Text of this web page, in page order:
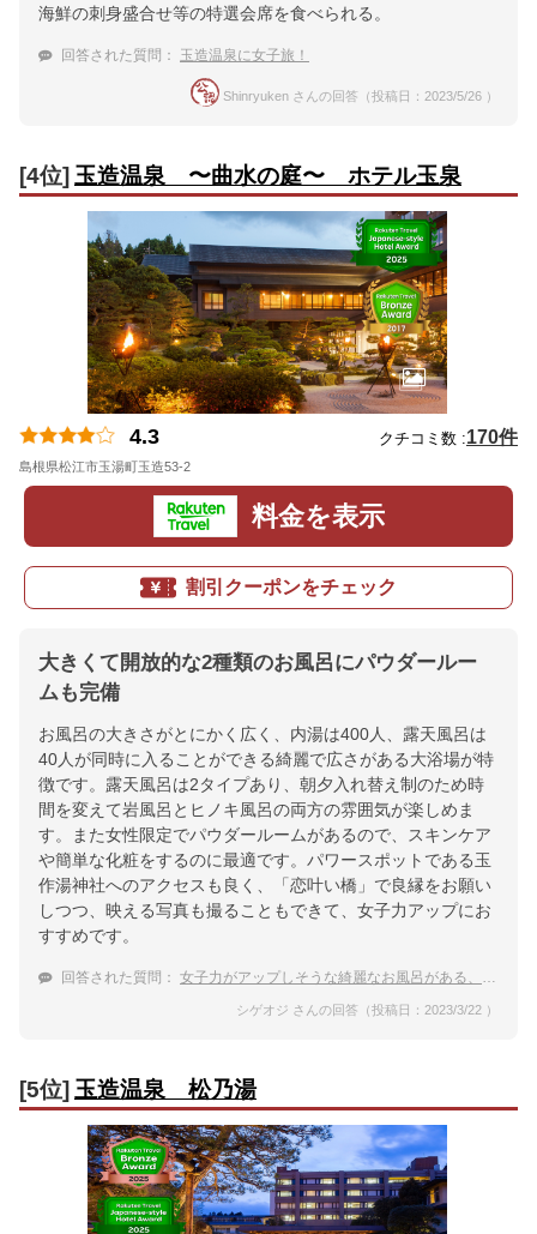
海鮮の刺身盛合せ等の特選会席を食べられる。
回答された質問： 玉造温泉に女子旅！
Shinryuken さんの回答（投稿日：2023/5/26 ）
[4位] 玉造温泉 〜曲水の庭〜 ホテル玉泉
4.3 クチコミ数 :170件
島根県松江市玉湯町玉造53-2
料金を表示
割引クーポンをチェック
大きくて開放的な2種類のお風呂にパウダールー
ムも完備
お風呂の大きさがとにかく広く、内湯は400人、露天風呂は
40人が同時に入ることができる綺麗で広さがある大浴場が特
徴です。露天風呂は2タイプあり、朝夕入れ替え制のため時
間を変えて岩風呂とヒノキ風呂の両方の雰囲気が楽しめま
す。また女性限定でパウダールームがあるので、スキンケア
や簡単な化粧をするのに最適です。パワースポットである玉
作湯神社へのアクセスも良く、「恋叶い橋」で良縁をお願い
しつつ、映える写真も撮ることもできて、女子力アップにお
すすめです。
回答された質問： 女子力がアップしそうな綺麗なお風呂がある、玉造温泉でおすすめの温泉宿を教えてください。
シゲオジ さんの回答（投稿日：2023/3/22 ）
[5位] 玉造温泉 松乃湯